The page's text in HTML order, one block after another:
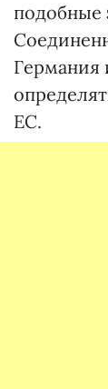
подобные
Германия
ЕС.